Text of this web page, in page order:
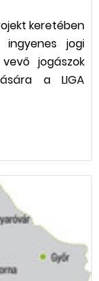
keretében
jogi
jogászok
a LIGA